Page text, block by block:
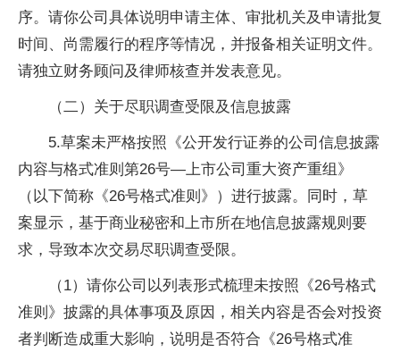
序。请你公司具体说明申请主体、审批机关及申请批复
时间、尚需履行的程序等情况，并报备相关证明文件。
请独立财务顾问及律师核查并发表意见。
（二）关于尽职调查受限及信息披露
5.草案未严格按照《公开发行证券的公司信息披露
内容与格式准则第26号—上市公司重大资产重组》
（以下简称《26号格式准则》）进行披露。同时，草
案显示，基于商业秘密和上市所在地信息披露规则要
求，导致本次交易尽职调查受限。
（1）请你公司以列表形式梳理未按照《26号格式
准则》披露的具体事项及原因，相关内容是否会对投资
者判断造成重大影响，说明是否符合《26号格式准